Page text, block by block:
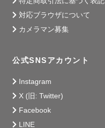
対応ブラウザについて
カメラマン募集
公式SNSアカウント
Instagram
X (旧: Twitter)
Facebook
LINE